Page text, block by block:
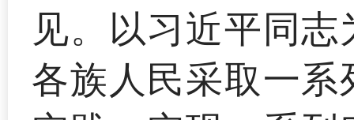
见。以习近平同
各族人民采取一